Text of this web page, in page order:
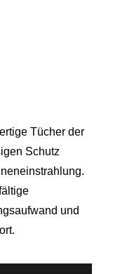
Tücher der
Schutz
und